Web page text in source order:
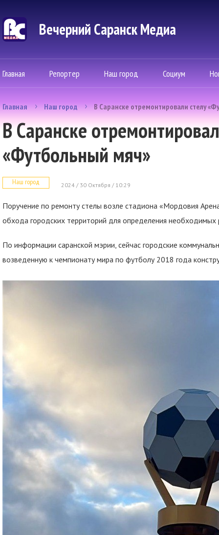
Вечерний Саранск Mедиа
Главная Репортер Наш город Социум
Главная Наш город В Саранске отремонтировали стелу
В Саранске
«Футбольный мяч»
Наш город 2024 / 30 Октября / 10:29
Поручение по ремонту стелы возле стадиона «Мордовия
обхода городских территорий для определения необходимых
По информации саранской мэрии, сейчас городские
возведенную к чемпионату мира по футболу 2018 года